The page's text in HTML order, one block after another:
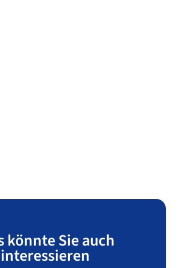
könnte Sie auch
interessieren